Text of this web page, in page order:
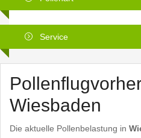
Service
Wiesbaden
Die aktuelle Pollenbelastung in